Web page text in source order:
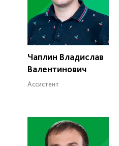
Чаплин Владислав
Валентинович
Ассистент